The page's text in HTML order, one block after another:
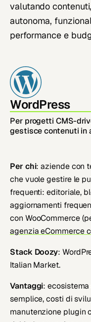
valutando
autonoma,
performance e
WordPress
Per progetti CMS-
gestisce contenuti in
Per chi: aziende con
che vuole gestire le
frequenti: editoriale,
aggiornamenti
con WooCommerce
agenzia eCommerce
Stack Doozy:
Italian Market.
Vantaggi:
semplice, costi di
manutenzione plugin